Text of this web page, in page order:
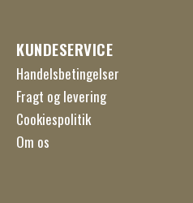
KUNDESERVICE
Handelsbetingelser
Fragt og levering
Cookiespolitik
Om os